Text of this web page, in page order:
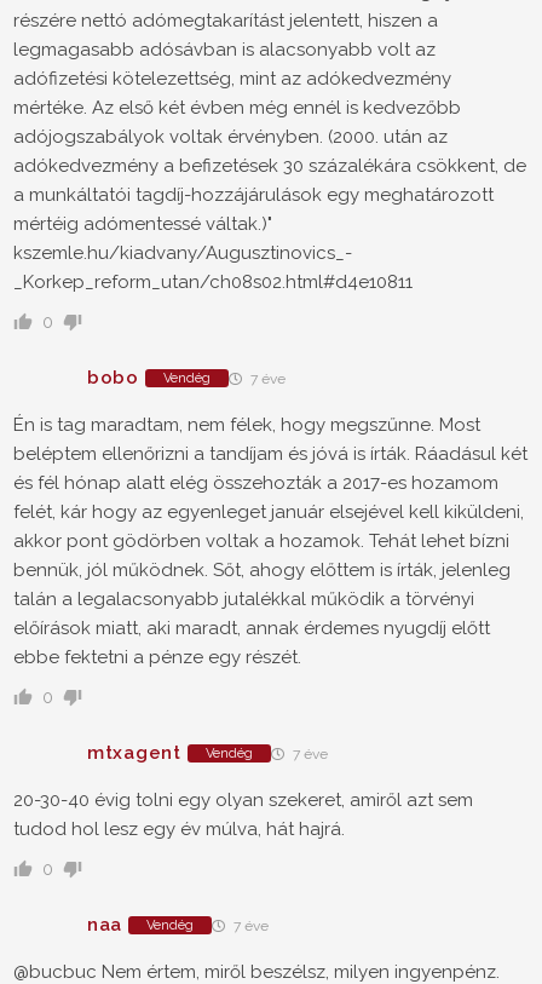
részére nettó adómegtakarítást jelentett, hiszen a
legmagasabb adósávban is alacsonyabb volt az
adófizetési kötelezettség, mint az adókedvezmény
mértéke. Az első két évben még ennél is kedvezőbb
adójogszabályok voltak érvényben. (2000. után az
adókedvezmény a befizetések 30 százalékára csökkent, de
a munkáltatói tagdíj-hozzájárulások egy meghatározott
mértéig adómentessé váltak.)"
kszemle.hu/kiadvany/Augusztinovics_-
_Korkep_reform_utan/ch08s02.html#d4e10811
0
bobo Vendég 7 éve
Én is tag maradtam, nem félek, hogy megszűnne. Most
beléptem ellenőrizni a tandíjam és jóvá is írták. Ráadásul két
és fél hónap alatt elég összehozták a 2017-es hozamom
felét, kár hogy az egyenleget január elsejével kell kiküldeni,
akkor pont gödörben voltak a hozamok. Tehát lehet bízni
bennük, jól működnek. Sőt, ahogy előttem is írták, jelenleg
talán a legalacsonyabb jutalékkal működik a törvényi
előírások miatt, aki maradt, annak érdemes nyugdíj előtt
ebbe fektetni a pénze egy részét.
0
mtxagent Vendég 7 éve
20-30-40 évig tolni egy olyan szekeret, amiről azt sem
tudod hol lesz egy év múlva, hát hajrá.
0
naa Vendég 7 éve
@bucbuc Nem értem, miről beszélsz, milyen ingyenpénz.